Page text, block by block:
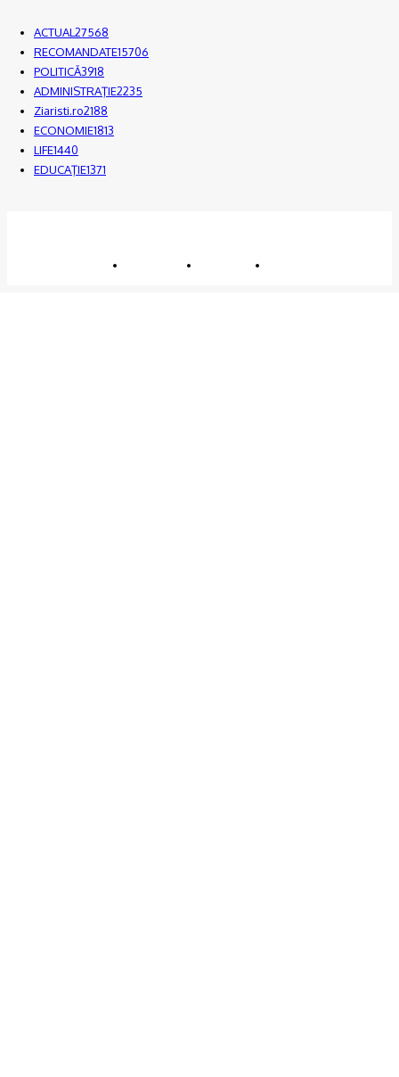
ACTUAL 27568
RECOMANDATE15706
POLITICĂ3918
ADMINISTRAŢIE2235
Ziaristi.ro2188
ECONOMIE1813
LIFE1440
EDUCAŢIE1371